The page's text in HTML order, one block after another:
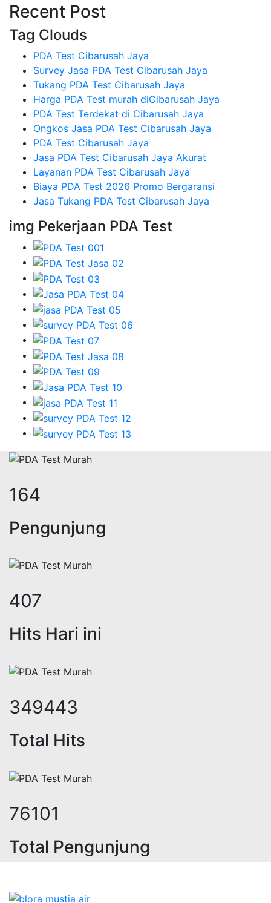
Recent Post
Tag Clouds
PDA Test Cibarusah Jaya
Survey Jasa PDA Test Cibarusah Jaya
Tukang PDA Test Cibarusah Jaya
Harga PDA Test murah diCibarusah Jaya
PDA Test Terdekat di Cibarusah Jaya
Ongkos Jasa PDA Test Cibarusah Jaya
PDA Test Cibarusah Jaya
Jasa PDA Test Cibarusah Jaya Akurat
Layanan PDA Test Cibarusah Jaya
Biaya PDA Test 2026 Promo Bergaransi
Jasa Tukang PDA Test Cibarusah Jaya
img Pekerjaan PDA Test
200
Pengunjung
496
Hits Hari ini
426150
Total Hits
92806
Total Pengunjung